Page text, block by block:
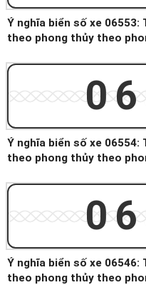
Ý nghĩa biển số xe
theo phong thủy theo
Ý nghĩa biển số xe
theo phong thủy theo
Ý nghĩa biển số xe
theo phong thủy theo